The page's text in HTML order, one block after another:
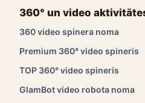
360° un video
360 video spinera noma
Premium 360° video spineris
TOP 360° video spineris
GlamBot video robota noma